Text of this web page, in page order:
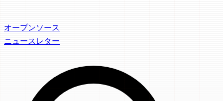
オープンソース
ニュースレター